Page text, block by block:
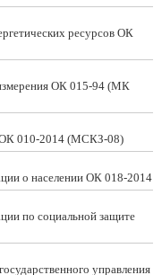
ресурсов ОК
ОК 015-94 (МК
ОК 010-2014 (МСКЗ-08)
о населении ОК 018-2014
по социальной защите
управления